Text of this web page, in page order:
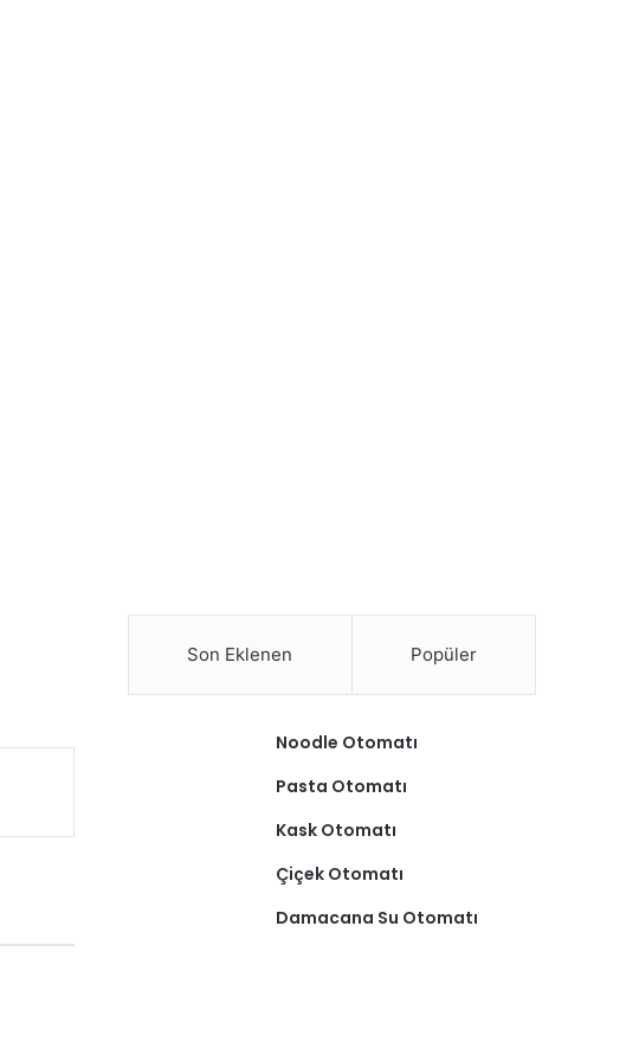
Son Eklenen Popüler
Noodle Otomatı
Pasta Otomatı
Kask Otomatı
Çiçek Otomatı
Damacana Su Otomatı